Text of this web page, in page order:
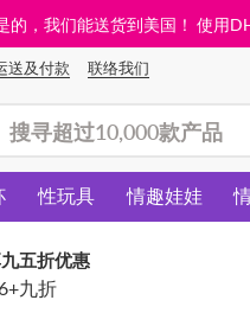
的，我们能送货到美国！ 使用
送及付款 联络我们
性玩具 情趣娃娃
五折优惠
+九折